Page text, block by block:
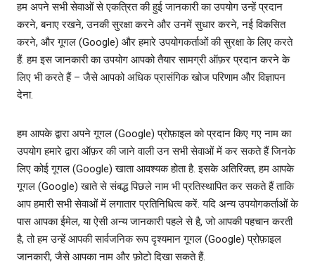
हम अपने सभी सेवाओं से एकत्रित की हुई जानकारी का उपयोग उन्‍हें प्रदान
करने, बनाए रखने, उनकी सुरक्षा करने और उनमें सुधार करने, नई विकसित
करने, और गूगल (Google) और हमारे उपयोगकर्ताओं की सुरक्षा के लिए करते
हैं. हम इस जानकारी का उपयोग आपको तैयार सामग्री ऑफ़र प्रदान करने के
लिए भी करते हैं – जैसे आपको अधिक प्रासंगिक खोज परिणाम और विज्ञापन
देना.
हम आपके द्वारा अपने गूगल (Google) प्रोफ़ाइल को प्रदान किए गए नाम का
उपयोग हमारे द्वारा ऑफ़र की जाने वाली उन सभी सेवाओं में कर सकते हैं जिनके
लिए कोई गूगल (Google) खाता आवश्यक होता है. इसके अतिरिक्त, हम आपके
गूगल (Google) खाते से संबद्ध पिछले नाम भी प्रतिस्‍थापित कर सकते हैं ताकि
आप हमारी सभी सेवाओं में लगातार प्रतिनिधित्‍व करें. यदि अन्‍य उपयोगकर्ताओं के
पास आपका ईमेल, या ऐसी अन्‍य जानकारी पहले से है, जो आपकी पहचान करती
है, तो हम उन्‍हें आपकी सार्वजनिक रूप दृश्‍यमान गूगल (Google) प्रोफ़ाइल
जानकारी, जैसे आपका नाम और फ़ोटो दिखा सकते हैं.